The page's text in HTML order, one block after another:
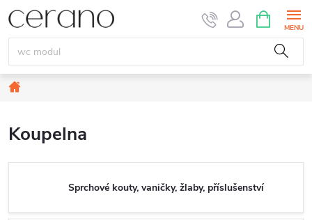
Přejít
na
obsah
NÁKUPNÍ
KOŠÍK
Koupelna
Sprchové kouty, vaničky, žlaby, příslušenství